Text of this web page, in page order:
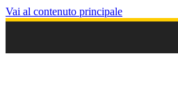
Vai al contenuto principale